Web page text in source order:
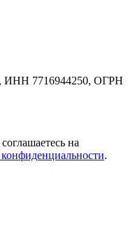
7716944250, ОГРН
на
.